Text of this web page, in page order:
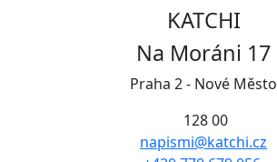
KATCHI
Na Moráni 17
Praha 2 - Nové Město
128 00
napismi@katchi.cz